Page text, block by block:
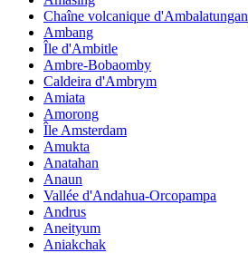
Chaîne volcanique d'Ambalatungan
Ambang
Île d'Ambitle
Ambre-Bobaomby
Caldeira d'Ambrym
Amiata
Amorong
Île Amsterdam
Amukta
Anatahan
Anaun
Vallée d'Andahua-Orcopampa
Andrus
Aneityum
Aniakchak